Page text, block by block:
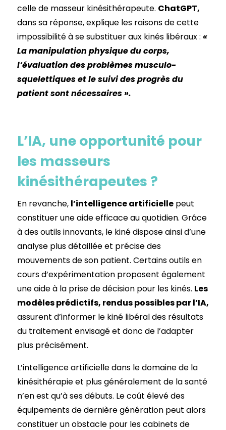
celle de masseur kinésithérapeute. ChatGPT,
dans sa réponse, explique les raisons de cette
impossibilité à se substituer aux kinés libéraux : «
La manipulation physique du corps,
l‘évaluation des problèmes musculo-
squelettiques et le suivi des progrès du
patient sont nécessaires ».
L’IA, une opportunité pour
les masseurs
kinésithérapeutes ?
En revanche, l’intelligence artificiellepeut
constituer une aide efficace au quotidien. Grâce
à des outils innovants, le kiné dispose ainsi d’une
analyse plus détaillée et précise des
mouvements de son patient. Certains outils en
cours d’expérimentation proposent également
une aide à la prise de décision pour les kinés. Les
modèles prédictifs, rendus possibles par l’IA,
assurent d’informer le kiné libéral des résultats
du traitement envisagé et donc de l’adapter
plus précisément.
L’intelligence artificielle dans le domaine de la
kinésithérapie et plus généralement de la santé
n’en est qu’à ses débuts. Le coût élevé des
équipements de dernière génération peut alors
constituer un obstacle pour les cabinets de